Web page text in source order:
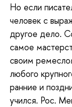
Но если
человек с
другое дело.
самое
своим
любого
ранние и
учился. Рос.